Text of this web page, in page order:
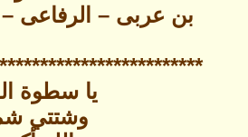
بن عربى – الرفاعى –
**********
يا سطوة
وشتتي